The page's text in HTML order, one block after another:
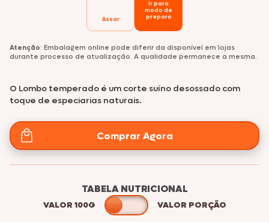
Assar
Ir para
modo de
preparo
Atenção: Embalagem online pode diferir da disponível em lojas
durante processo de atualização. A qualidade permanece a mesma.
O Lombo temperado é um corte suíno desossado com
toque de especiarias naturais.
Comprar Agora
TABELA NUTRICIONAL
VALOR 100G VALOR PORÇÃO